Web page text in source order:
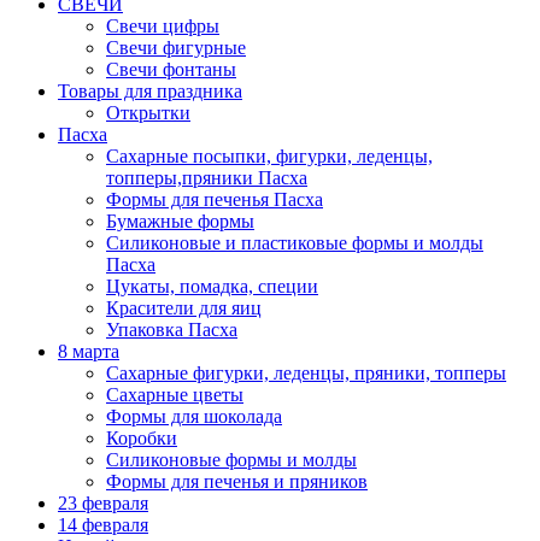
СВЕЧИ
Свечи цифры
Свечи фигурные
Свечи фонтаны
Товары для праздника
Открытки
Пасха
Сахарные посыпки, фигурки, леденцы,
топперы,пряники Пасха
Формы для печенья Пасха
Бумажные формы
Силиконовые и пластиковые формы и молды
Пасха
Цукаты, помадка, специи
Красители для яиц
Упаковка Пасха
8 марта
Сахарные фигурки, леденцы, пряники, топперы
Сахарные цветы
Формы для шоколада
Коробки
Силиконовые формы и молды
Формы для печенья и пряников
23 февраля
14 февраля